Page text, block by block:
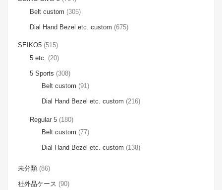
Belt custom (305)
Dial Hand Bezel etc. custom (675)
SEIKO5 (515)
5 etc.
(20)
5 Sports (308)
Belt custom (91)
Dial Hand Bezel etc. custom (216)
Regular 5 (180)
Belt custom (77)
Dial Hand Bezel etc. custom (138)
未分類 (86)
社外品ケース (90)